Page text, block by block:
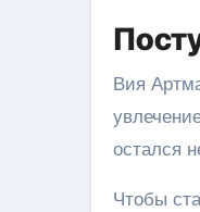
Вия
остался
Чтобы